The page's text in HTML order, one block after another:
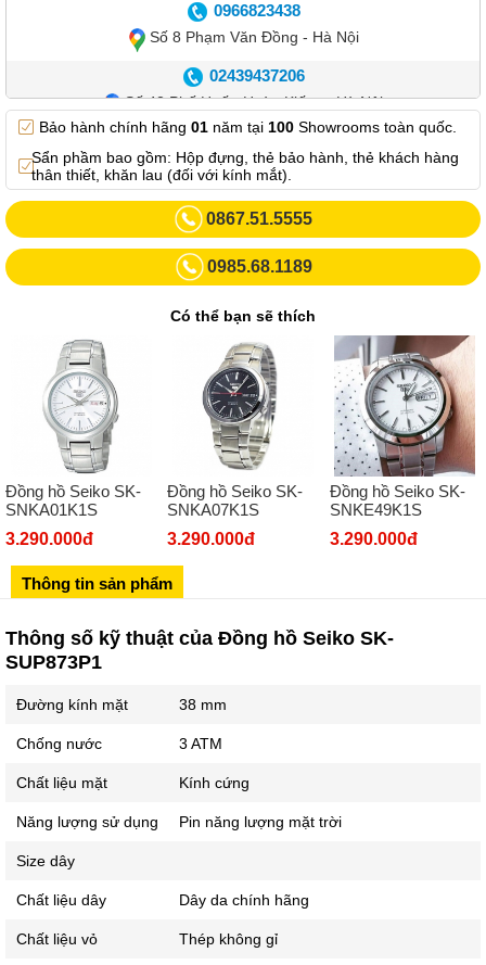
0966823438
Số 8 Phạm Văn Đồng - Hà Nội
02439437206
Số 42 Phố Huế - Hoàn Kiếm – Hà Nội
0982.769.887
Showroom 3: Số 87 Trương Định - Hai Bà Trưng - Hà Nội.
0969102552
Số 55 Trần Đăng Ninh – Cầu Giấy – Hà Nội
0963264832
Số 8 Trần Duy Hưng - Cầu Giấy - Hà Nội
02432232319
Số 413 Quang Trung - Hà Đông - Hà Nội
02432127660
Số 273 Nguyễn Văn Cừ - Long Biên - Hà Nội
02439392490
Showroom 86: BH9A-SP.9A-63 Vinhomes Ocean Park 1, Dương
Bảo hành chính hãng 01 năm tại 100 Showrooms toàn quốc.
Sẩn phầm bao gồm: Hộp đựng, thẻ bảo hành, thẻ khách hàng
thân thiết, khăn lau (đối với kính mắt).
0867.51.5555
0985.68.1189
Có thể bạn sẽ thích
Đồng hồ Seiko SK-
SNKA01K1S
3.290.000đ
Đồng hồ Seiko SK-
SNKA07K1S
3.290.000đ
Đồng hồ Seiko SK-
SNKE49K1S
3.290.000đ
Thông tin sản phẩm
Thông số kỹ thuật của Đồng hồ Seiko SK-
SUP873P1
Đường kính mặt 38 mm
Chống nước 3 ATM
Chất liệu mặt Kính cứng
Năng lượng sử dụng Pin năng lượng mặt trời
Size dây
Chất liệu dây Dây da chính hãng
Chất liệu vỏ Thép không gỉ